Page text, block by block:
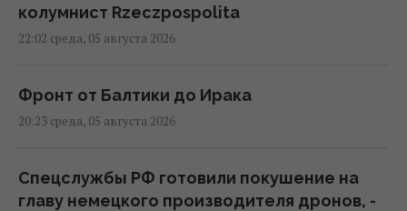
колумнист Rzeczpospolita
22:02 среда, 05 августа 2026
Фронт от Балтики до Ирака
20:23 среда, 05 августа 2026
Спецслужбы РФ готовили покушение на
главу немецкого производителя дронов, -